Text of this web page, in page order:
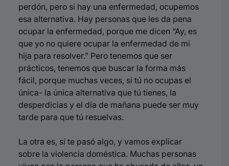
perdón, pero si hay una enfermedad, ocupemos
esa alternativa. Hay personas que les da pena
ocupar la enfermedad, porque me dicen “Ay, es
que yo no quiere ocupar la enfermedad de mi
hija para resolver.” Pero tenemos que ser
prácticos, tenemos que buscar la forma más
fácil, porque muchas veces, si tú no ocupas el
única- la única alternativa que tú tienes, la
desperdicias y el día de mañana puede ser muy
tarde para que tú resuelvas.
La otra es, si te pasó algo, y vamos explicar
sobre la violencia doméstica. Muchas personas